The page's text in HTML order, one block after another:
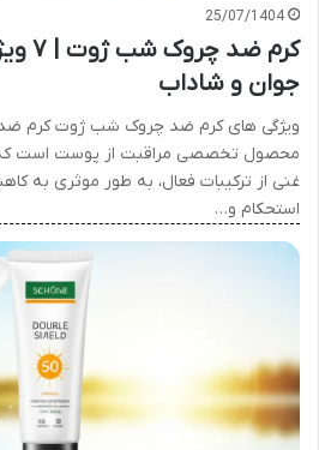
25/07/1404
کرم
جوان و شاداب
ویژگی های کرم ضد چروک شب ژوت کرم
محصول تخصصی مراقبت از پوست است که
غنی از ترکیبات فعال، به طور موثری به
استحکام و…